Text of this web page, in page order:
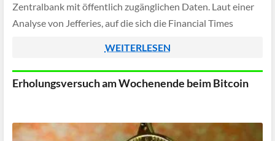
Zentralbank mit öffentlich zugänglichen Daten. Laut einer
Analyse von Jefferies, auf die sich die Financial Times
WEITERLESEN
Erholungsversuch am Wochenende beim Bitcoin